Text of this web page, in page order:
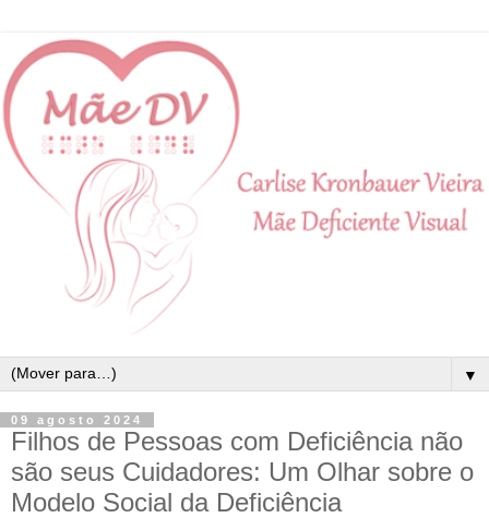
▼
09 agosto 2024
Filhos de Pessoas com Deficiência não
são seus Cuidadores: Um Olhar sobre o
Modelo Social da Deficiência